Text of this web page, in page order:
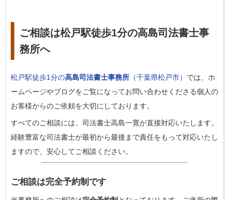
ご相談は松戸駅徒歩1分の高島司法書士事
務所へ
松戸駅徒歩1分の高島司法書士事務所 （千葉県松戸市） では、ホ
ームページやブログをご覧になってお問い合わせくださる個人の
お客様からのご依頼を大切にしております。
すべてのご相談には、司法書士高島一寛が直接対応いたします。
経験豊富な司法書士が最初から最後まで責任をもって対応いたし
ますので、安心してご相談ください。
ご相談は完全予約制です